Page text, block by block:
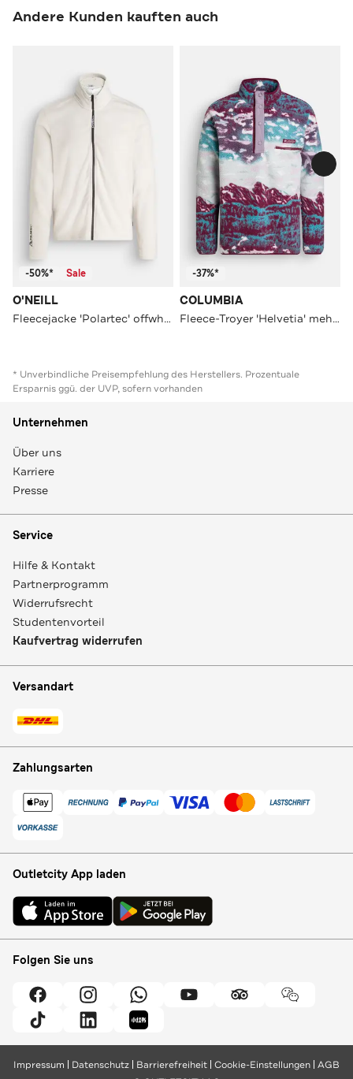
Andere Kunden kauften auch
-50%* Sale
O'NEILL
Fleecejacke 'Polartec' offwhite
-37%*
COLUMBIA
Fleece-Troyer 'Helvetia' mehrfarbig
* Unverbindliche Preisempfehlung des Herstellers. Prozentuale
Ersparnis ggü. der UVP, sofern vorhanden
Unternehmen
Über uns
Karriere
Presse
Service
Hilfe & Kontakt
Partnerprogramm
Widerrufsrecht
Studentenvorteil
Kaufvertrag widerrufen
Versandart
Zahlungsarten
Outletcity App laden
Folgen Sie uns
Impressum Datenschutz Barrierefreiheit Cookie-Einstellungen AGB